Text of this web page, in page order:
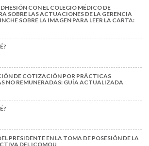
CON EL COLEGIO MÉDICO DE
SOBRE LAS ACTUACIONES DE LA GERENCIA
SOBRE LA IMAGEN PARA LEER LA CARTA:
DE COTIZACIÓN POR PRÁCTICAS
NO REMUNERADAS: GUÍA ACTUALIZADA
PRESIDENTE EN LA TOMA DE POSESIÓN DE LA
DEL ICOMOU